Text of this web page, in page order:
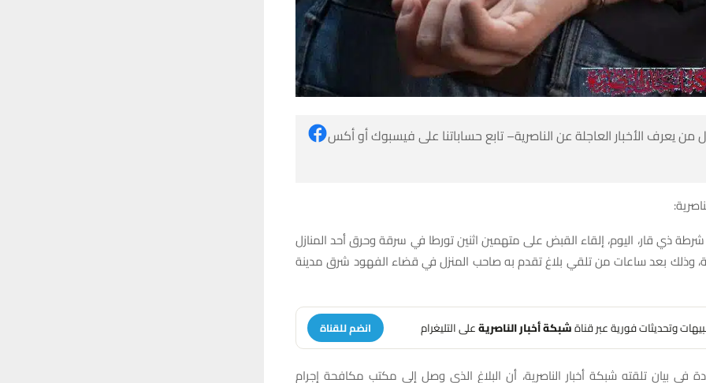
يعرف الأخبار العاجلة عن الناصرية– تابع حساباتنا على فيسبوك أو أكس
ذي قار، اليوم، إلقاء القبض على متهمين اثنين تورطا في سرقة وحرق أحد المنازل
وذلك بعد ساعات من تلقي بلاغ تقدم به صاحب المنزل في قضاء الفهود شرق مدينة
وتحديثات فورية عبر قناةشبكة أخبار الناصريةعلى التليغرام انضم للقناة
في بيان تلقته شبكة أخبار الناصرية، أن البلاغ الذي وصل إلى مكتب مكافحة إجرام